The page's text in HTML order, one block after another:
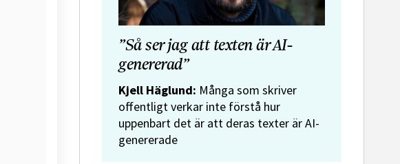
”Så ser jag att texten är AI-
genererad”
Kjell Häglund: Många som skriver
offentligt verkar inte förstå hur
uppenbart det är att deras texter är AI-
genererade